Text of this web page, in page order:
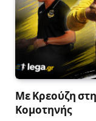
Με Κρεούζη
Κομοτηνής